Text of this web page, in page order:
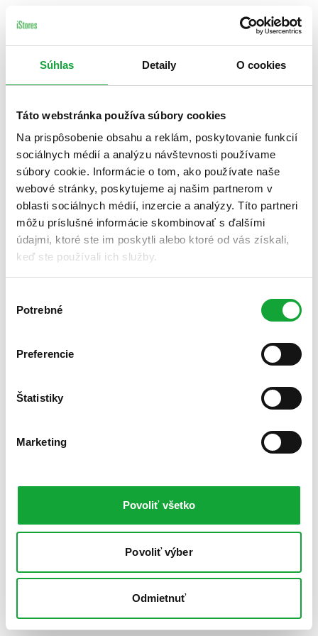
Súhlas Detaily O cookies
Táto webstránka používa súbory cookies
Na prispôsobenie obsahu a reklám, poskytovanie funkcií
sociálnych médií a analýzu návštevnosti používame
súbory cookie. Informácie o tom, ako používate naše
webové stránky, poskytujeme aj našim partnerom v
oblasti sociálnych médií, inzercie a analýzy. Títo partneri
môžu príslušné informácie skombinovať s ďalšími
údajmi, ktoré ste im poskytli alebo ktoré od vás získali,
keď ste používali ich služby.
súhlasu
Potrebné
Preferencie
Štatistiky
Marketing
Povoliť všetko
Povoliť výber
Odmietnuť